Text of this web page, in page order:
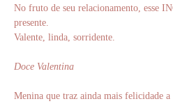
No fruto de seu relacionamento, esse
presente.
Valente, linda, sorridente.
Doce Valentina
Menina que traz ainda mais felicidade